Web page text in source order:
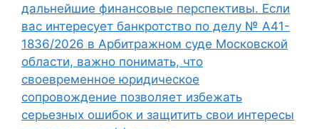
дальнейшие финансовые перспективы. Если
вас интересует банкротство по делу № А41-
1836/2026 в Арбитражном суде Московской
области, важно понимать, что
своевременное юридическое
сопровождение позволяет избежать
серьезных ошибок и защитить свои интересы